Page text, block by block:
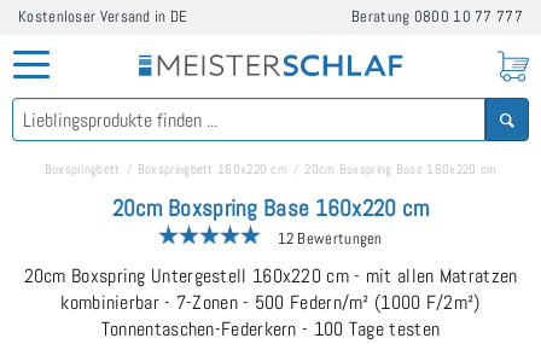
Kostenloser Versand in DE Beratung 0800 10 77 777
Boxspringbett Boxspringbett 160x220 cm 20cm Boxspring Base 160x220 cm
20cm Boxspring Base 160x220 cm
12 Bewertungen
20cm Boxspring Untergestell 160x220 cm - mit allen Matratzen
kombinierbar - 7-Zonen - 500 Federn/m² (1000 F/2m²)
Tonnentaschen-Federkern - 100 Tage testen